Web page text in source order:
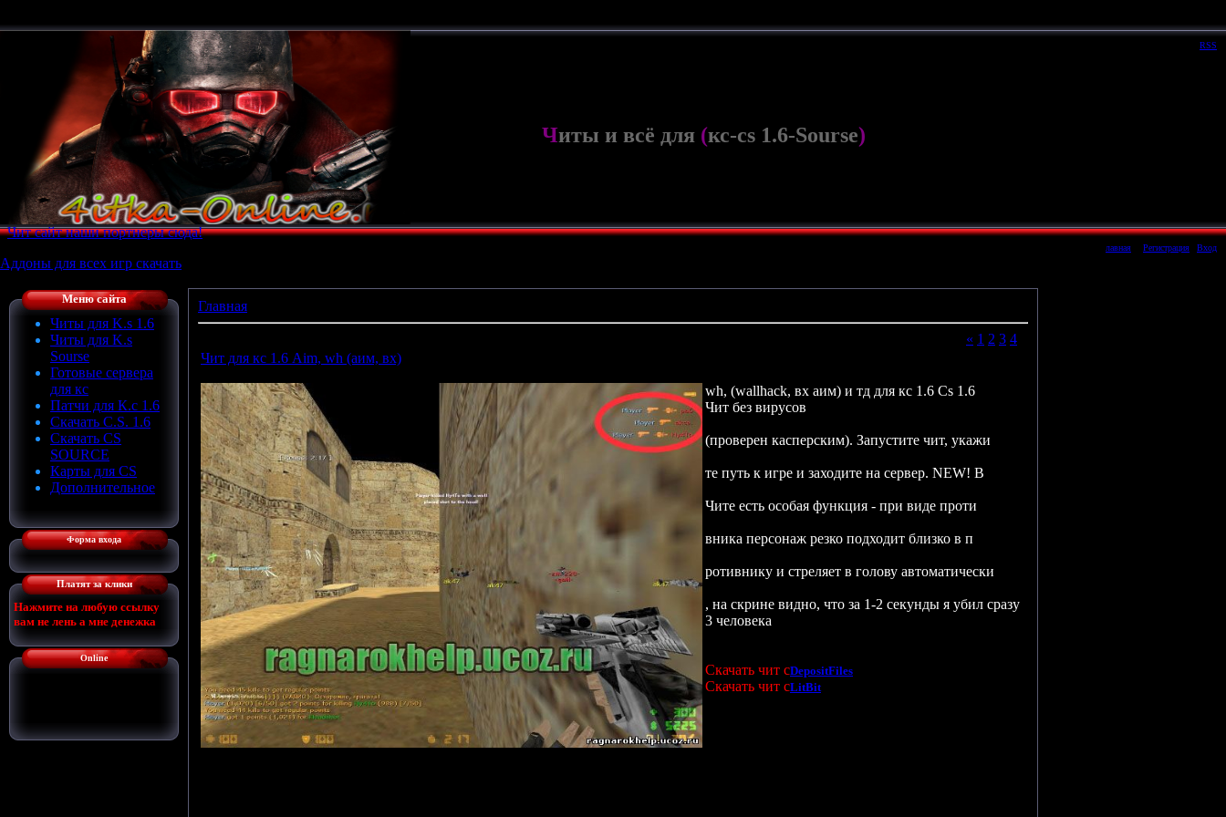
RSS
Читы и всё для (кс-cs 1.6-Sourse)
Чит сайт наши портнеры сюда!
Аддоны для всех игр скачать
лавная Регистрация Вход
Меню сайта
Читы для K.s 1.6
Читы для K.s
Sourse
Готовые сервера
для кс
Патчи для К.c 1.6
Скачать C.S. 1.6
Скачать СS
SOURCE
Карты для CS
Дополнительное
Форма входа
Платят за клики
Нажмите на любую ссылку
вам не лень а мне денежка
Online
Главная
« 1 2 3 4
Чит для кс 1.6 Aim, wh (аим, вх)
wh, (wallhack, вх аим) и тд для кс 1.6 Cs 1.6
Чит без вирусов
(проверен касперским). Запустите чит, укажи
те путь к игре и заходите на сервер. NEW! В
Чите есть особая функция - при виде проти
вника персонаж резко подходит близко в п
ротивнику и стреляет в голову автоматически
, на скрине видно, что за 1-2 секунды я убил сразу
3 человека
Скачать чит сDepositFiles
Скачать чит сLitBit